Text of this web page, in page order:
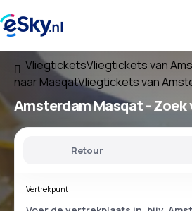
VliegticketsVliegtickets van
naar MasqatVliegtickets van
Amsterdam Masqat- Zoek
Retour
Vertrekpunt